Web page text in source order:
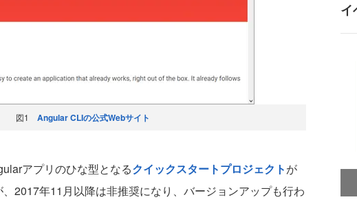
図1 Angular CLIの公式Webサイト
アプリのひな型となるクイックスタートプロジェクトが
2017年11月以降は非推奨になり、バージョンアップも行わ
イ